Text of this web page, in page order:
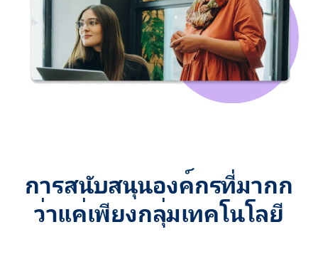
การสนับสนุนองค์กรที่มากก
ว่าแค่เพียงกลุ่มเทคโนโลยี